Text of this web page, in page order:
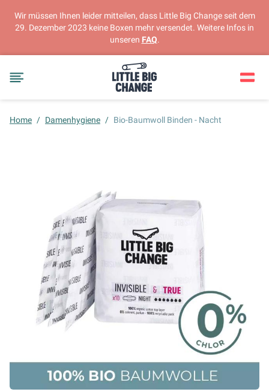
Wir müssen Ihnen leider mitteilen, dass Little Big Change seit dem
29. Dezember 2023 keine Boxen mehr versendet. Weitere Infos in
unseren FAQ.
Home / Damenhygiene / Bio-Baumwoll Binden - Nacht